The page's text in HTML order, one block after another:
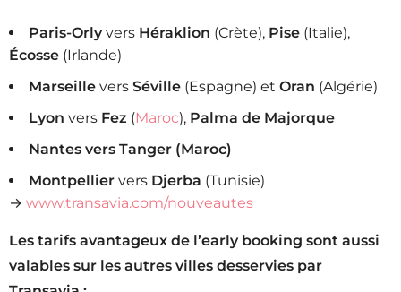
Paris-Orlyvers Héraklion (Crète), Pise (Italie),
Écosse (Irlande)
Marseille vers Séville (Espagne) et Oran (Algérie)
Lyon vers Fez (Maroc), Palma de Majorque
Nantes vers Tanger (Maroc)
Montpellier vers Djerba (Tunisie)
→ www.transavia.com/nouveautes
Les tarifs avantageux de l’early booking sont aussi
valables sur les autres villes desservies par